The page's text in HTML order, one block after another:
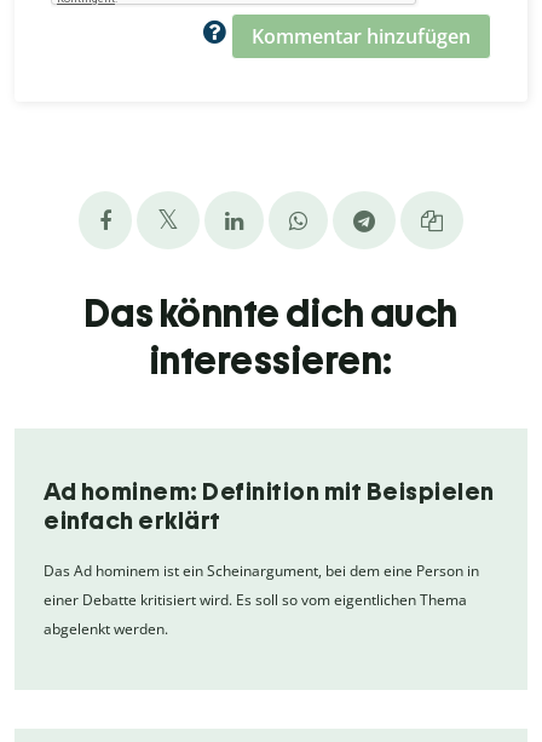
Kommentar hinzufügen
Das könnte dich auch
interessieren:
Ad hominem: Definition mit Beispielen
einfach erklärt
Das Ad hominem ist ein Scheinargument, bei dem eine Person in
einer Debatte kritisiert wird. Es soll so vom eigentlichen Thema
abgelenkt werden.